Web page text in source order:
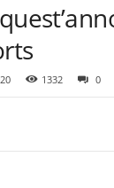
1332 0